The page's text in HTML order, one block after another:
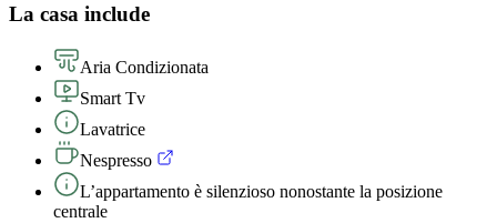
La casa include
Aria Condizionata
Smart Tv
Lavatrice
Nespresso
L’appartamento è silenzioso nonostante la posizione
centrale